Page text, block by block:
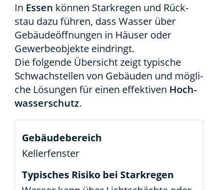
In Essen kön­nen Stark­re­gen und Rück­
stau dazu füh­ren, dass Was­ser über
Gebäu­de­öff­nun­gen in Häu­ser oder
Gewer­be­ob­jek­te ein­dringt.
Die fol­gen­de Über­sicht zeigt typi­sche
Schwach­stel­len von Gebäu­den und mög­li­
che Lösun­gen für einen effek­ti­ven Hoch­
was­ser­schutz.
Kel­ler­fens­ter